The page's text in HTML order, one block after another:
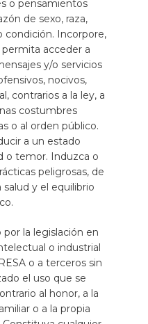
o pensamientos
de sexo, raza,
condición. Incorpore,
acceder a
y/o servicios
nocivos,
contrarios a la ley, a
costumbres
o al orden público.
a un estado
o temor. Induzca o
peligrosas, de
salud y el equilibrio
la legislación en
o industrial
o a terceros sin
el uso que se
al honor, a la
o a la propia